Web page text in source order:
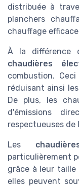
distribuée à
planchers
chauffage
À la différence
chaudières
combustion.
réduisant ainsi
De plus, les
d'émissions
respectueuses
Les
particulièrement
grâce à leur taille
elles peuvent